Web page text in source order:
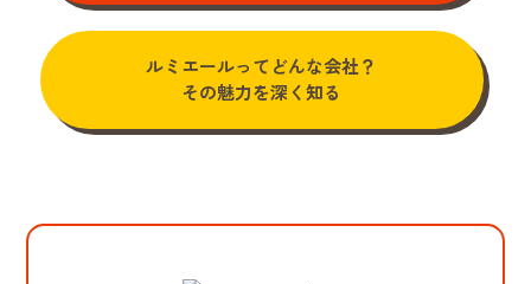
ルミエールってどんな会社？
その魅力を深く知る